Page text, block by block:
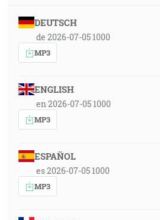
DEUTSCH
de 2026-07-05 1000
MP3
ENGLISH
en 2026-07-05 1000
MP3
ESPAÑOL
es 2026-07-05 1000
MP3